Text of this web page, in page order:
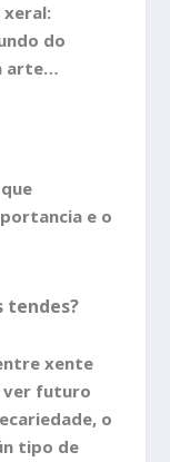
xeral:
do
arte…
e o
tendes?
xente
ver futuro
o
tipo de